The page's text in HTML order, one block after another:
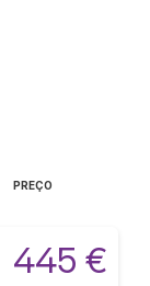
PREÇO
445 €